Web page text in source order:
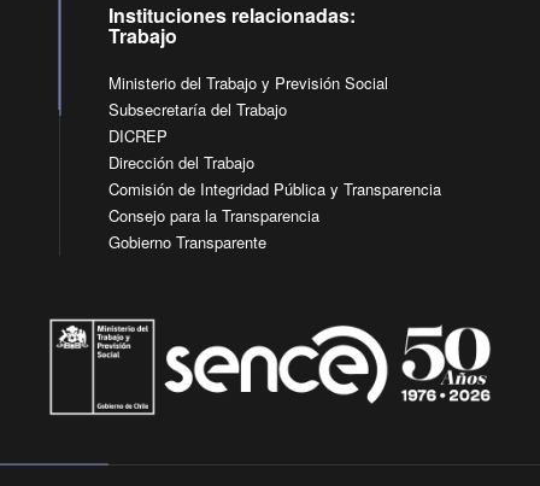
Instituciones relacionadas:
Trabajo
Ministerio del Trabajo y Previsión Social
Subsecretaría del Trabajo
DICREP
Dirección del Trabajo
Comisión de Integridad Pública y Transparencia
Consejo para la Transparencia
Gobierno Transparente